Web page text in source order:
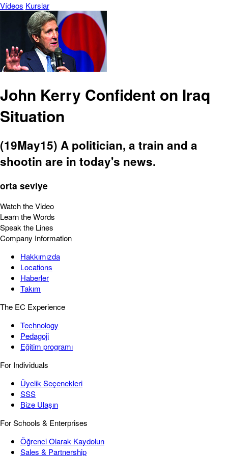
Vídeos Kurslar
John Kerry Confident on Iraq
Situation
(19May15) A politician, a train and a
shootin are in today's news.
orta seviye
Watch the Video
Learn the Words
Speak the Lines
Company Information
Hakkımızda
Locations
Haberler
Takım
The EC Experience
Technology
Pedagoji
Eğitim programı
For Individuals
Üyelik Seçenekleri
SSS
Bize Ulaşın
For Schools & Enterprises
Öğrenci Olarak Kaydolun
Sales & Partnership